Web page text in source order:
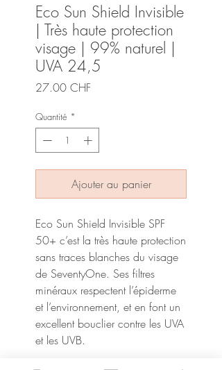
Eco Sun Shield Invisible
| Très haute protection
visage | 99% naturel |
UVA 24,5
27.00 CHF
Quantité *
Ajouter au panier
Eco Sun Shield Invisible SPF
50+ c’est la très haute protection
sans traces blanches du visage
de SeventyOne. Ses filtres
minéraux respectent l’épiderme
et l’environnement, et en font un
excellent bouclier contre les UVA
et les UVB.